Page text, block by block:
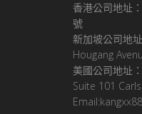
香港公司地址
號
新加坡公司地
Hougang
美國公司地址
Suite 101